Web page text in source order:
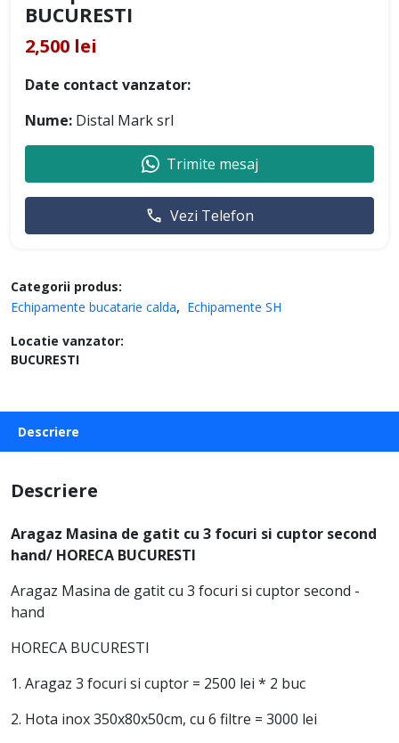
Categorii produs:
Echipamente bucatarie calda
Echipamente SH
Locatie vanzator:
BUCURESTI
BUCURESTI
2,500 lei
Date contact vanzator:
Nume: Distal Mark srl
Trimite mesaj
Vezi Telefon
Descriere
Descriere
Aragaz Masina de gatit cu 3 focuri si cuptor second
hand/ HORECA BUCURESTI
Aragaz Masina de gatit cu 3 focuri si cuptor second -
hand
HORECA BUCURESTI
1. Aragaz 3 focuri si cuptor = 2500 lei * 2 buc
2. Hota inox 350x80x50cm, cu 6 filtre = 3000 lei